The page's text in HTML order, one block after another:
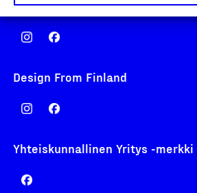
Avainlippu
Design From Finland
Yhteiskunnallinen Yritys -merkki